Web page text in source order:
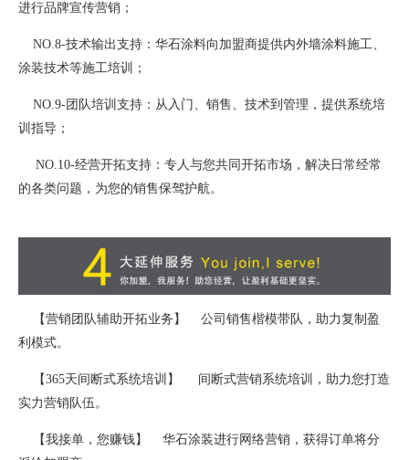
进行品牌宣传营销；
NO.8-技术输出支持：华石涂料向加盟商提供内外墙涂料施工、
涂装技术等施工培训；
NO.9-团队培训支持：从入门、销售、技术到管理，提供系统培
训指导；
NO.10-经营开拓支持：专人与您共同开拓市场，解决日常经常
的各类问题，为您的销售保驾护航。
【营销团队辅助开拓业务】 公司销售楷模带队，助力复制盈
利模式。
【365天间断式系统培训】 间断式营销系统培训，助力您打造
实力营销队伍。
【我接单，您赚钱】 华石涂装进行网络营销，获得订单将分